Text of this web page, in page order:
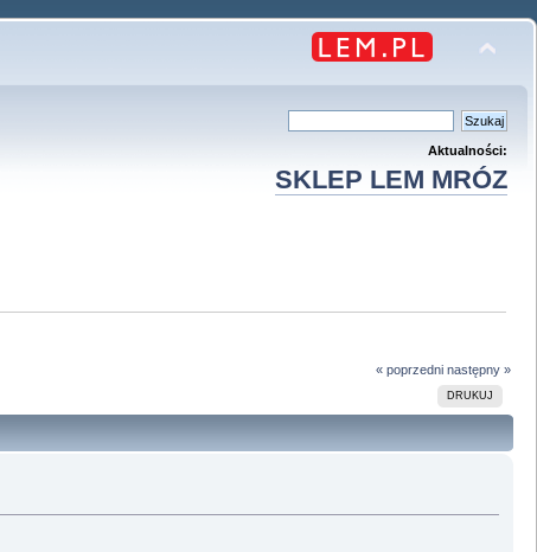
Aktualności:
SKLEP LEM MRÓZ
« poprzedni następny »
DRUKUJ